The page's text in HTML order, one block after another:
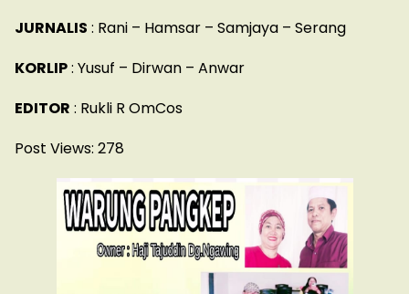
JURNALIS : Rani – Hamsar – Samjaya – Serang
KORLIP: Yusuf – Dirwan – Anwar
EDITOR : Rukli R OmCos
Post Views: 278